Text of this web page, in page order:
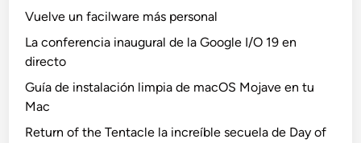
Vuelve un facilware más personal
La conferencia inaugural de la Google I/O 19 en
directo
Guía de instalación limpia de macOS Mojave en tu
Mac
Return of the Tentacle la increíble secuela de Day of